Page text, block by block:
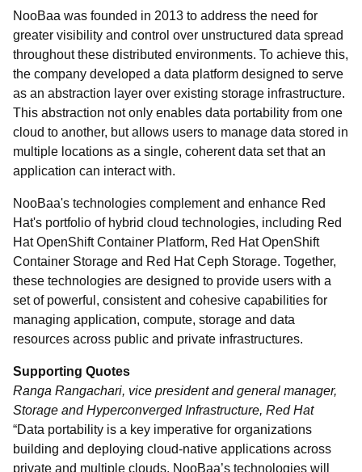
NooBaa was founded in 2013 to address the need for
greater visibility and control over unstructured data spread
throughout these distributed environments. To achieve this,
the company developed a data platform designed to serve
as an abstraction layer over existing storage infrastructure.
This abstraction not only enables data portability from one
cloud to another, but allows users to manage data stored in
multiple locations as a single, coherent data set that an
application can interact with.
NooBaa's technologies complement and enhance Red
Hat's portfolio of hybrid cloud technologies, including Red
Hat OpenShift Container Platform, Red Hat OpenShift
Container Storage and Red Hat Ceph Storage. Together,
these technologies are designed to provide users with a
set of powerful, consistent and cohesive capabilities for
managing application, compute, storage and data
resources across public and private infrastructures.
Supporting Quotes
Ranga Rangachari, vice president and general manager,
Storage and Hyperconverged Infrastructure, Red Hat
“Data portability is a key imperative for organizations
building and deploying cloud-native applications across
private and multiple clouds. NooBaa’s technologies will